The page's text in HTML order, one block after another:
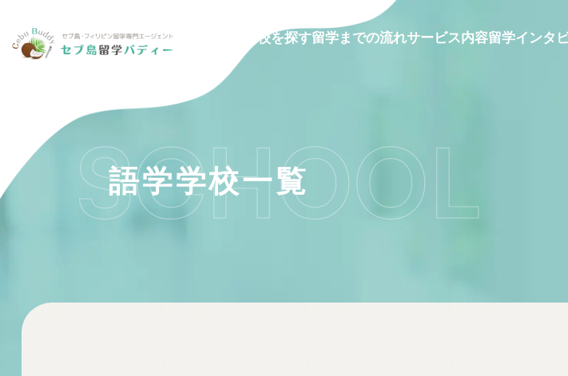
学校を探す留学までの流れサービス内容留学インタ
語学学校一覧
SCHOOL